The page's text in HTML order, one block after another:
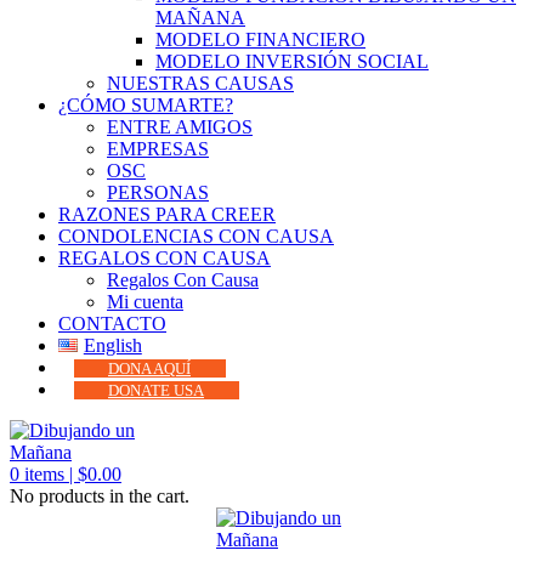
MAÑANA
MODELO FINANCIERO
MODELO INVERSIÓN SOCIAL
NUESTRAS CAUSAS
¿CÓMO SUMARTE?
ENTRE AMIGOS
EMPRESAS
OSC
PERSONAS
RAZONES PARA CREER
CONDOLENCIAS CON CAUSA
REGALOS CON CAUSA
Regalos Con Causa
Mi cuenta
CONTACTO
English
DONA AQUÍ
DONATE USA
0 items | $0.00
No products in the cart.